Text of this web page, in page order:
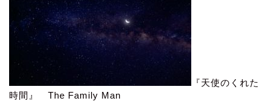
『天使のくれた
時間』 The Family Man